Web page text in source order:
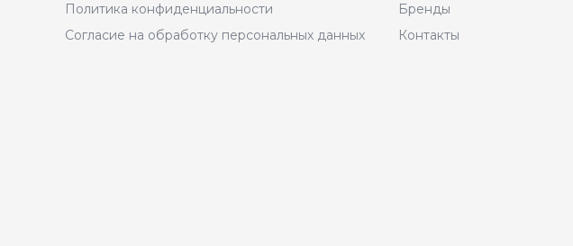
Политика конфиденциальности
Согласие на обработку персональных данных
Бренды
Контакты